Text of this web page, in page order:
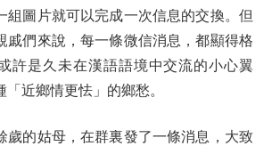
組圖片就可以完成一次信息的交換。但
戚們來說，每一條微信消息，都顯得格
許是久未在漢語語境中交流的小心翼
近鄉情更怯」的鄉愁。
的姑母，在群裏發了一條消息，大致